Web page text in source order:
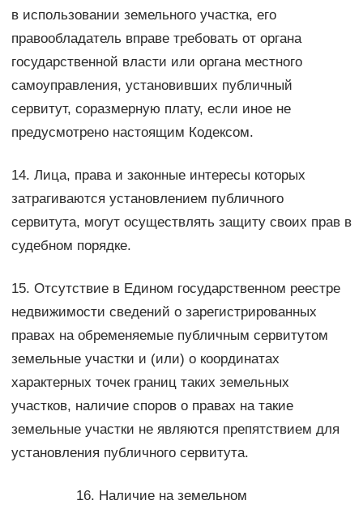
в использовании земельного участка, его
правообладатель вправе требовать от органа
государственной власти или органа местного
самоуправления, установивших публичный
сервитут, соразмерную плату, если иное не
предусмотрено настоящим Кодексом.
14. Лица, права и законные интересы которых
затрагиваются установлением публичного
сервитута, могут осуществлять защиту своих прав в
судебном порядке.
15. Отсутствие в Едином государственном реестре
недвижимости сведений о зарегистрированных
правах на обременяемые публичным сервитутом
земельные участки и (или) о координатах
характерных точек границ таких земельных
участков, наличие споров о правах на такие
земельные участки не являются препятствием для
установления публичного сервитута.
16. Наличие на земельном